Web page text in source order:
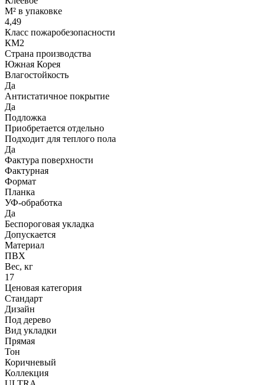
М² в упаковке
4,49
Класс пожаробезопасности
КМ2
Страна производства
Южная Корея
Влагостойкость
Да
Антистатичное покрытие
Да
Подложка
Приобретается отдельно
Подходит для теплого пола
Да
Фактура поверхности
Фактурная
Формат
Планка
УФ-обработка
Да
Беспороговая укладка
Допускается
Материал
ПВХ
Вес, кг
17
Ценовая категория
Стандарт
Дизайн
Под дерево
Вид укладки
Прямая
Тон
Коричневый
Коллекция